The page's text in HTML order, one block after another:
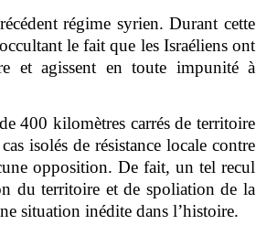
régime syrien. Durant cette
le fait que les Israéliens ont
et agissent en toute impunité à
400 kilomètres carrés de territoire
isolés de résistance locale contre
opposition. De fait, un tel recul
du territoire et de spoliation de la
situation inédite dans l’histoire.